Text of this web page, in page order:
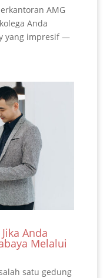
AMG
Anda
yang impresif —
Anda
Melalui
satu gedung